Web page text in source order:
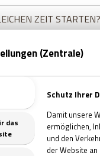
ZEIT STARTEN?
DAS SPIEL BEZAHLEN?
KÖNNEN
RÄUME
ICH BEZAHLEN?